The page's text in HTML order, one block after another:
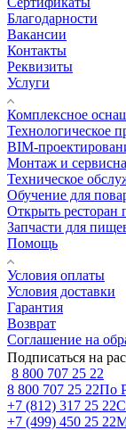
Благодарности
Вакансии
Контакты
Реквизиты
Услуги
Комплексное
Технологическое
BIM-
Монтаж и
Техническое
Обучение для
Открыть ресторан
Запчасти для
Помощь
Условия оплаты
Условия доставки
Гарантия
Возврат
Соглашение на
Подписаться на
8 800 707 25 22
8 800 707 25 22По
+7 (812) 317 25 22
+7 (499) 450 25 22